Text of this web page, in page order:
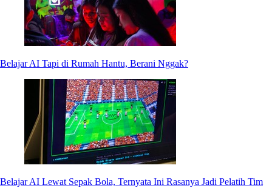
Belajar AI Tapi di Rumah Hantu, Berani Nggak?
Belajar AI Lewat Sepak Bola, Ternyata Ini Rasanya Jadi Pelatih Tim